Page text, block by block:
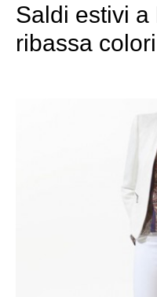
Saldi estivi a
ribassa